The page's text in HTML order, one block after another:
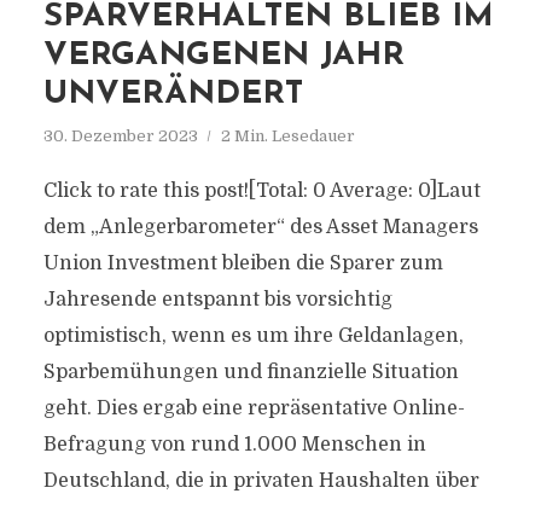
SPARVERHALTEN BLIEB IM
VERGANGENEN JAHR
UNVERÄNDERT
30. Dezember 2023 2 Min. Lesedauer
Click to rate this post![Total: 0 Average: 0]Laut
dem „Anlegerbarometer“ des Asset Managers
Union Investment bleiben die Sparer zum
Jahresende entspannt bis vorsichtig
optimistisch, wenn es um ihre Geldanlagen,
Sparbemühungen und finanzielle Situation
geht. Dies ergab eine repräsentative Online-
Befragung von rund 1.000 Menschen in
Deutschland, die in privaten Haushalten über